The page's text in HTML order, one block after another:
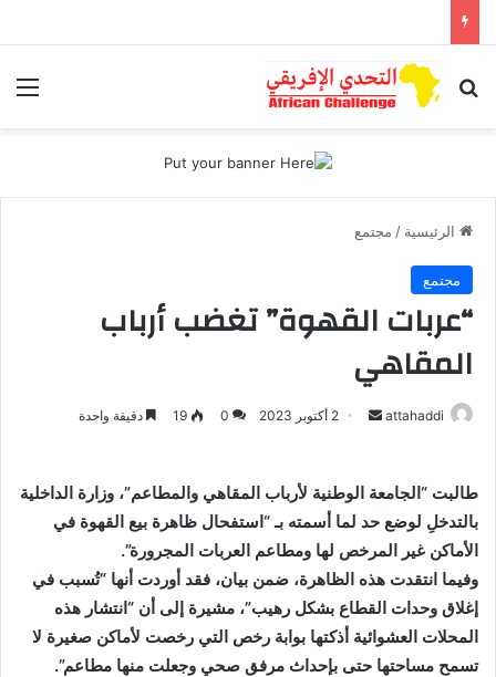
بحث عن
الرئيسية / مجتمع
مجتمع
“عربات القهوة” تغضب أرباب
المقاهي
attahaddi
أرسل 2 أكتوبر 2023 0
19 دقيقة واحدة
طالبت “الجامعة الوطنية لأرباب المقاهي والمطاعم”، وزارة الداخلية
بالتدخلِ لوضع حد لما أسمته بـ “استفحال ظاهرة بيع القهوة في
الأماكن غير المرخص لها ومطاعم العربات المجرورة”.
وفيما انتقدت هذه الظاهرة، ضمن بيان، فقد أوردت أنها “تُسبب في
إغلاق وحدات القطاع بشكل رهيب”، مشيرة إلى أن “انتشار هذه
المحلات العشوائية أذكتها بوابة رخص التي رخصت لأماكن صغيرة لا
تسمح مساحتها حتى بإحداث مرفق صحي وجعلت منها مطاعم”.